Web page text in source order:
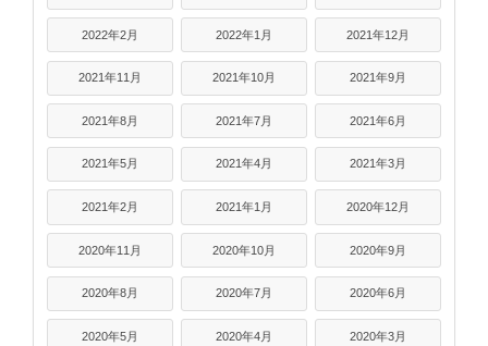
2022年2月 2022年1月 2021年12月
2021年11月 2021年10月 2021年9月
2021年8月 2021年7月 2021年6月
2021年5月 2021年4月 2021年3月
2021年2月 2021年1月 2020年12月
2020年11月 2020年10月 2020年9月
2020年8月 2020年7月 2020年6月
2020年5月 2020年4月 2020年3月